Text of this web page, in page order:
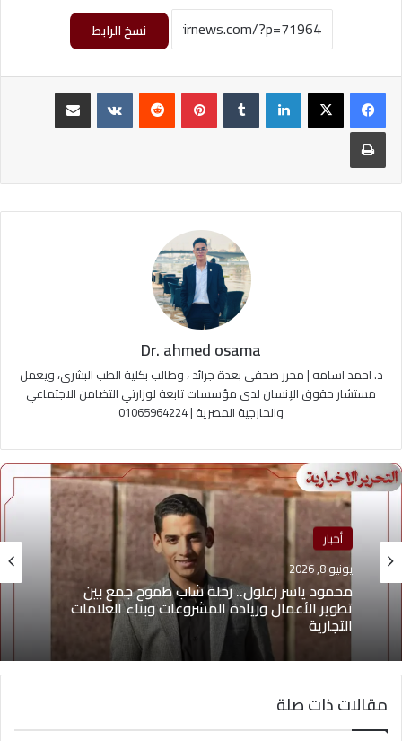
نسخ الرابط
لينكدإن بينتيريست
طباعة
Dr. ahmed osama
د. احمد اسامه | محرر صحفي بعدة جرائد ، وطالب بكلية الطب البشري، ويعمل
مستشار حقوق الإنسان لدى مؤسسات تابعة لوزارتي التضامن الاجتماعي
والخارجية المصرية | 01065964224
أخبار
يونيو 8, 2026
محمود ياسر زغلول.. رحلة شاب طموح جمع بين
منوعات
يونيو 4, 2026
يوسف أيمن درويش.. عقلية بيعية شابة تقود التغيير
وتؤهل الشباب لسوق العمل2026
مقالات ذات صلة